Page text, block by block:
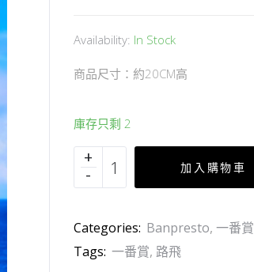
Availability: In Stock
商品尺寸：約20CM高
庫存只剩 2
加入購物車
Categories: Banpresto, 一番賞
Tags: 一番賞, 路飛